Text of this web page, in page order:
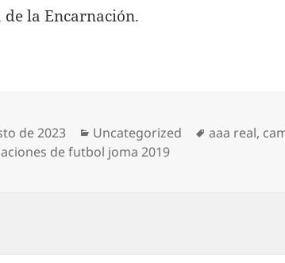
de la Encarnación.
de 2023 Categorías
Uncategorized Etiquetas
aaa real,
de futbol joma 2019